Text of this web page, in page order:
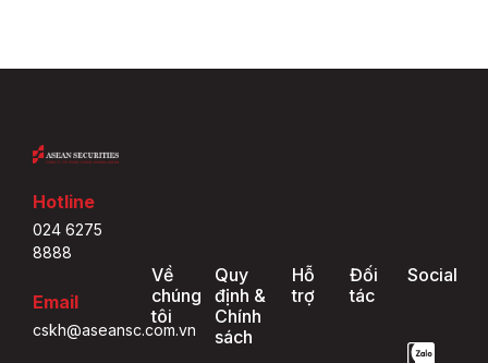
Hotline
024 6275
8888
Email
cskh@aseansc.com.vn
Về
chúng
tôi
Quy
định &
Chính
sách
Hỗ
trợ
Đối
tác
Social